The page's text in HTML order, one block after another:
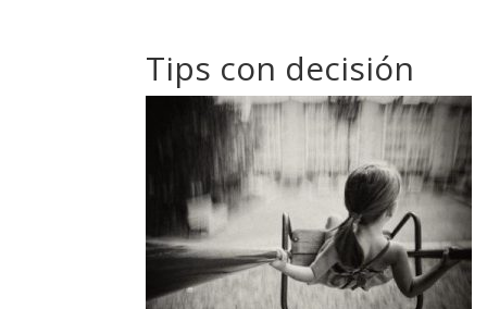
Tips con decisión